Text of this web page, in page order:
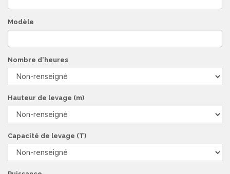
Modèle
Nombre d'heures
Hauteur de levage (m)
Capacité de levage (T)